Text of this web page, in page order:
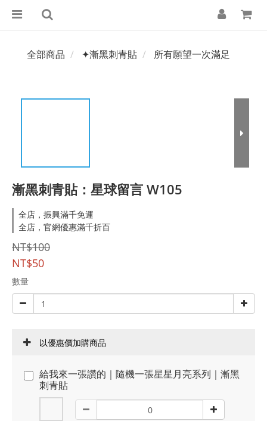
全部商品 ✦漸黑刺青貼 所有願望一次滿足
漸黑刺青貼：星球留言 W105
全店，振興滿千免運
全店，官網優惠滿千折百
NT$100
NT$50
數量
以優惠價加購商品
給我來一張讚的｜隨機一張星星月亮系列｜漸黑
刺青貼